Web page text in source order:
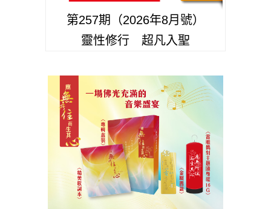
第257期（2026年8月號）
靈性修行 超凡入聖